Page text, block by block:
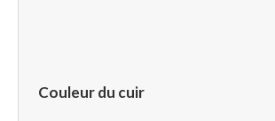
Couleur du cuir